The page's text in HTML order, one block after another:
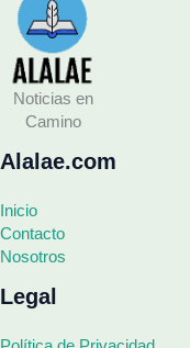
Noticias en
Camino
Alalae.com
Inicio
Contacto
Nosotros
Legal